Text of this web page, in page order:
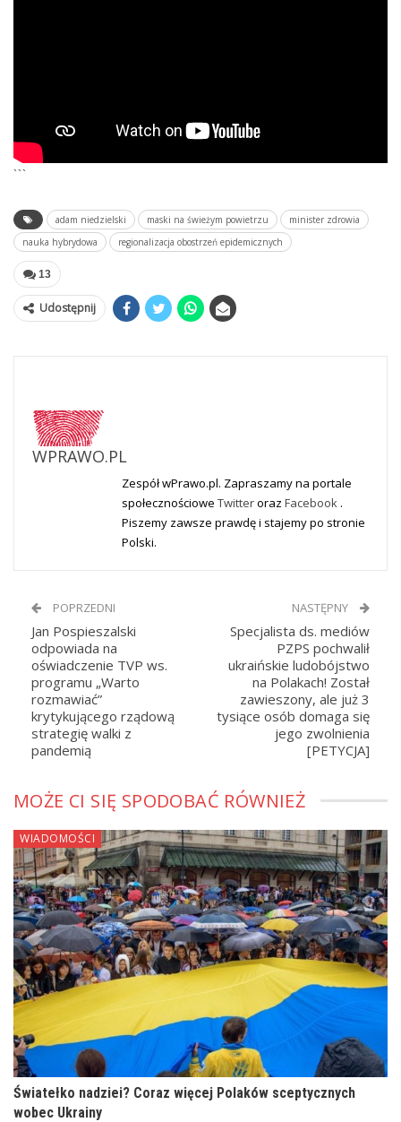
```
adam niedzielski maski na świeżym powietrzu
minister zdrowia
nauka hybrydowa
regionalizacja obostrzeń epidemicznych
13
Udostępnij
WPRAWO.PL
Zespół wPrawo.pl. Zapraszamy na portale
społecznościowe Twitteroraz Facebook .
Piszemy zawsze prawdę i stajemy po stronie
Polski.
POPRZEDNI
Jan Pospieszalski
odpowiada na
oświadczenie TVP ws.
programu „Warto
rozmawiać”
krytykującego rządową
strategię walki z
pandemią
NASTĘPNY
Specjalista ds. mediów
PZPS pochwalił
ukraińskie ludobójstwo
na Polakach! Został
zawieszony, ale już 3
tysiące osób domaga się
jego zwolnienia
[PETYCJA]
MOŻE CI SIĘ SPODOBAĆ RÓWNIEŻ
WIADOMOŚCI
Światełko nadziei? Coraz więcej Polaków sceptycznych
wobec Ukrainy